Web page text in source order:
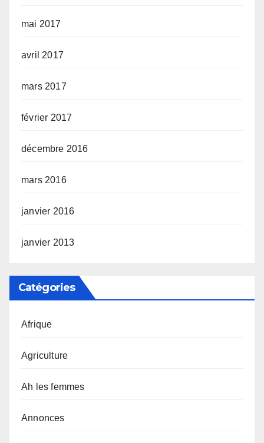
mai 2017
avril 2017
mars 2017
février 2017
décembre 2016
mars 2016
janvier 2016
janvier 2013
Catégories
Afrique
Agriculture
Ah les femmes
Annonces